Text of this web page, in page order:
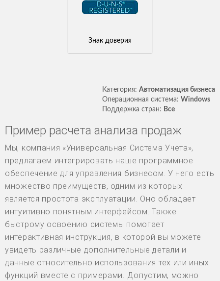
Знак доверия
Категория: Автоматизация бизнеса
Операционная система: Windows
Поддержка стран: Все
Пример расчета анализа продаж
Мы, компания «Универсальная Система Учета»,
предлагаем интегрировать наше программное
обеспечение для управления бизнесом. У него есть
множество преимуществ, одним из которых
является простота эксплуатации. Оно обладает
интуитивно понятным интерфейсом. Также
быстрому освоению системы помогает
интерактивная инструкция, в которой вы можете
увидеть различные дополнительные детали и
данные относительно использования тех или иных
функций вместе с примерами. Допустим, можно